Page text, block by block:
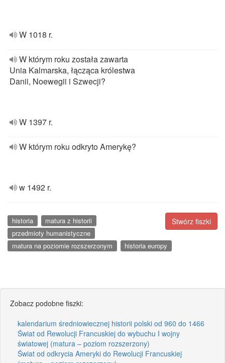
W 1018 r.
W którym roku została zawarta
Unia Kalmarska, łącząca królestwa
Danii, Noewegii i Szwecji?
W 1397 r.
W którym roku odkryto Amerykę?
w 1492 r.
Stwórz fiszki
historia
matura z historii
przedmioty humanistyczne
matura na poziomie rozszerzonym
historia europy
Zobacz podobne fiszki:
kalendarium średniowiecznej historii polski od 960 do 1466
Świat od Rewolucji Francuskiej do wybuchu I wojny
światowej (matura – poziom rozszerzony)
Świat od odkrycia Ameryki do Rewolucji Francuskiej